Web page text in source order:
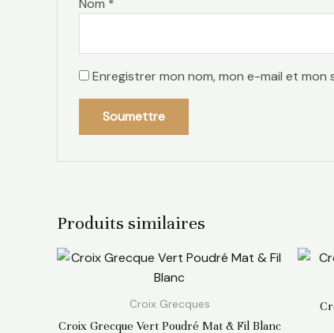
Nom *
Enregistrer mon nom, mon e-mail et
Produits similaires
Croix Grecques
Croix Grecque Vert Poudré Mat & Fil Blanc